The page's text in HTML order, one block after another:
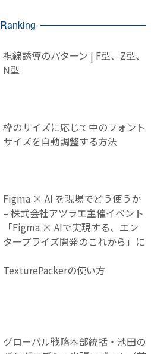
Ranking
視線誘導のパターン | F型、Z型、
N型
枠のサイズに応じて中のフォント
サイズを自動調整する方法
Figma × AI を現場でどう使うか
– 株式会社アツラエ主催イベント
「Figma × AIで実現する、エン
タープライズ開発のこれから」に
TexturePackerの使い方
グローバル戦略本部統括・池田の